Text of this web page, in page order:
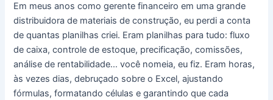
Em meus anos como gerente financeiro em uma grande
distribuidora de materiais de construção, eu perdi a conta
de quantas planilhas criei. Eram planilhas para tudo: fluxo
de caixa, controle de estoque, precificação, comissões,
análise de rentabilidade… você nomeia, eu fiz. Eram horas,
às vezes dias, debruçado sobre o Excel, ajustando
fórmulas, formatando células e garantindo que cada